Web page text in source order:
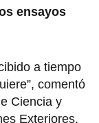
ensayos
a tiempo
comentó
Ciencia y
Exteriores,